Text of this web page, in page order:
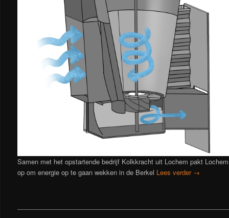
Samen met het opstartende bedrijf Kolkkracht uit Lochem pakt
op om energie op te gaan wekken in de Berkel Lees verder →